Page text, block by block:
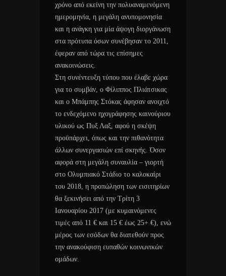
χρόνο από εκείνη την πολυαναμενόμενη
ημερομηνία, η μεγάλη ανυπομονησία
και η ανάγκη για μία άψογη διοργάνωση
στα πρότυπα όσων συνέβησαν το 2011,
έφεραν από τώρα τις επίσημες
ανακοινώσεις.
Στη συνέντευξη τύπου που έλαβε χώρα
για το συμβάν, ο Φίλιππος Πλιάτσικας
και ο Μπάμπης Στόκας άφησαν ανοιχτό
το ενδεχόμενο ηχογράφησης καινούριου
υλικού ως Πυξ Λαξ, αφού η σκέψη
προϋπάρχει, όπως και την πιθανότητα
άλλων συνεργασιών επί σκηνής. Όσον
αφορά στη μεγάλη συναυλία – γιορτή
στο Ολυμπιακό Στάδιο το καλοκαίρι
του 2018, η προπώληση των εισιτηρίων
θα ξεκινήσει από την Τρίτη 3
Ιανουαρίου 2017 (με κυμαινόμενες
τιμές από 11 € και 15 € έως 25+ €), ενώ
μέρος των εσόδων θα διατεθούν προς
την ανακούφιση ευπαθών κοινωνικών
ομάδων.